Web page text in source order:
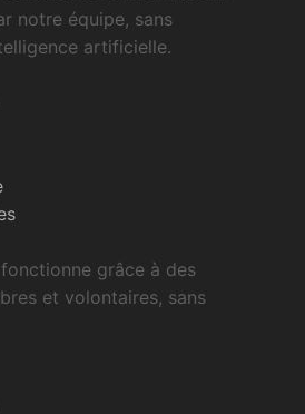
notre équipe, sans
artificielle.
grâce à des
et volontaires, sans